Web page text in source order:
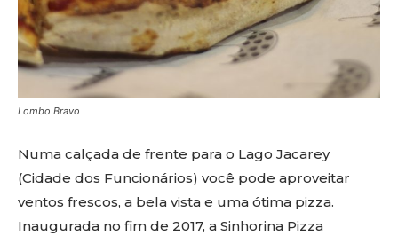
Lombo Bravo
Numa calçada de frente para o Lago Jacarey
(Cidade dos Funcionários) você pode aproveitar
ventos frescos, a bela vista e uma ótima pizza.
Inaugurada no fim de 2017, a Sinhorina Pizza